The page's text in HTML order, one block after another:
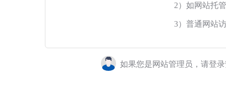
2）如网站托
3）普通网站
如果您是网站管理员，请登